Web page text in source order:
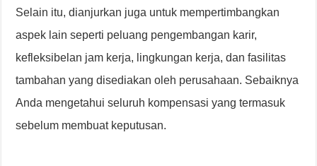
Selain itu, dianjurkan juga untuk mempertimbangkan
aspek lain seperti peluang pengembangan karir,
kefleksibelan jam kerja, lingkungan kerja, dan fasilitas
tambahan yang disediakan oleh perusahaan. Sebaiknya
Anda mengetahui seluruh kompensasi yang termasuk
sebelum membuat keputusan.